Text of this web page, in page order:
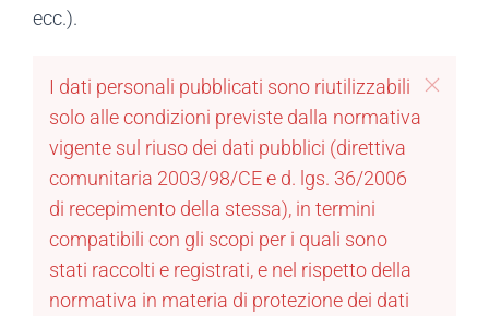
ecc.).
I dati personali pubblicati sono riutilizzabili
solo alle condizioni previste dalla normativa
vigente sul riuso dei dati pubblici (direttiva
comunitaria 2003/98/CE e d. lgs. 36/2006
di recepimento della stessa), in termini
compatibili con gli scopi per i quali sono
stati raccolti e registrati, e nel rispetto della
normativa in materia di protezione dei dati